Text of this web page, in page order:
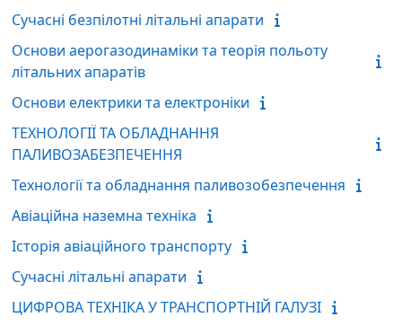
Сучасні безпілотні літальні апарати
Основи аерогазодинаміки та теорія польоту
літальних апаратів
Основи електрики та електроніки
ТЕХНОЛОГІЇ ТА ОБЛАДНАННЯ
ПАЛИВОЗАБЕЗПЕЧЕННЯ
Технології та обладнання паливозобезпечення
Авіаційна наземна техніка
Історія авіаційного транспорту
Сучасні літальні апарати
ЦИФРОВА ТЕХНІКА У ТРАНСПОРТНІЙ ГАЛУЗІ